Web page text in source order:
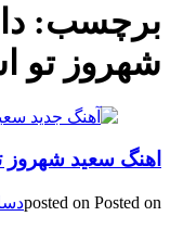
برچسب:
شهروز تو
اهنگ سعید شهروز
posted on Posted on